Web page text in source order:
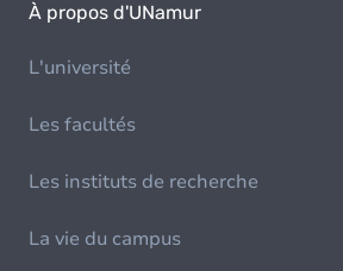
À propos d'UNamur
L'université
Les facultés
Les instituts de recherche
La vie du campus